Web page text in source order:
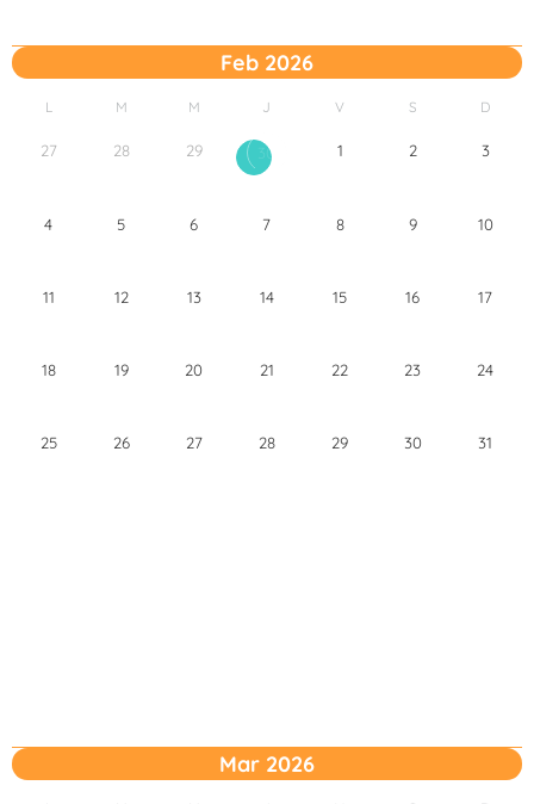
Feb 2026
L M M J V S D
27 28 29 30 1 2 3
4 5 6 7 8 9 10
11 12 13 14 15 16 17
18 19 20 21 22 23 24
25 26 27 28 29 30 31
Mar 2026